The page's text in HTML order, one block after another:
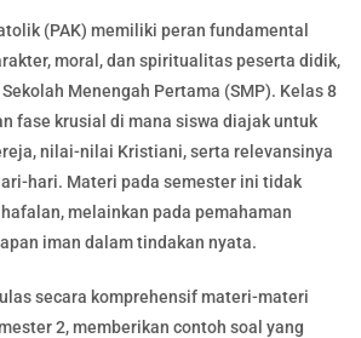
(PAK) memiliki peran fundamental
moral, dan spiritualitas peserta didik,
Menengah Pertama (SMP). Kelas 8
fase krusial di mana siswa diajak untuk
nilai-nilai Kristiani, serta relevansinya
hari. Materi pada semester ini tidak
melainkan pada pemahaman
iman dalam tindakan nyata.
secara komprehensif materi-materi
2, memberikan contoh soal yang